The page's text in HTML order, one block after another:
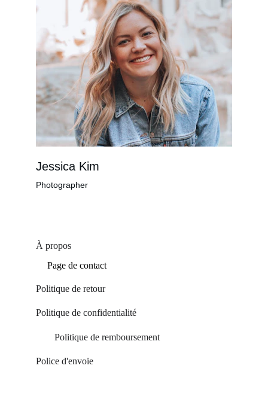
Jessica Kim
Photographer
Page de contact
Politique de remboursement
Police d'envoie
À propos
Politique de confidentialité
Politique de retour